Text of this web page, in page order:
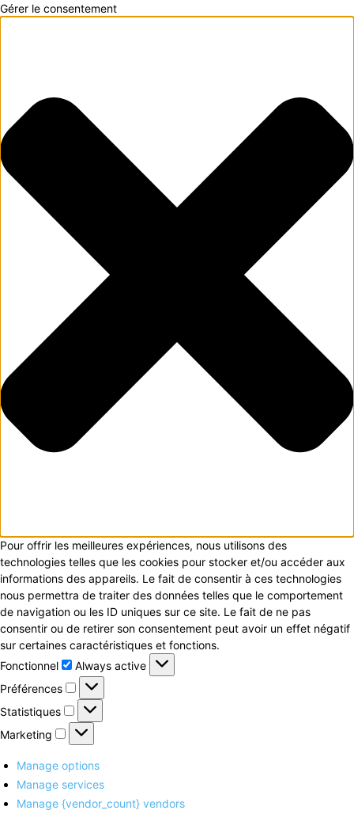
Gérer le consentement
Pour offrir les meilleures expériences, nous utilisons des
technologies telles que les cookies pour stocker et/ou accéder aux
informations des appareils. Le fait de consentir à ces technologies
nous permettra de traiter des données telles que le comportement
de navigation ou les ID uniques sur ce site. Le fait de ne pas
consentir ou de retirer son consentement peut avoir un effet négatif
sur certaines caractéristiques et fonctions.
Fonctionnel
Fonctionnel
Always active
Préférences
Préférences
Statistiques Statistiques
Marketing Marketing
Manage options
Manage services
Manage {vendor_count} vendors